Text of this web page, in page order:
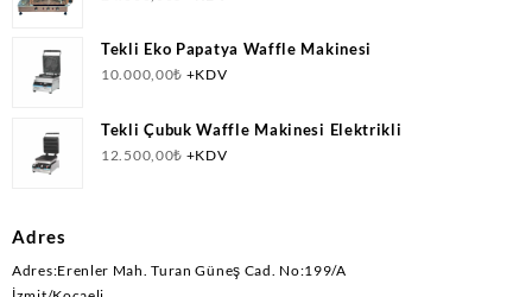
Tekli Eko Papatya Waffle Makinesi
10.000,00₺ +KDV
Tekli Çubuk Waffle Makinesi Elektrikli
12.500,00₺ +KDV
Adres
Adres:Erenler Mah. Turan Güneş Cad. No:199/A